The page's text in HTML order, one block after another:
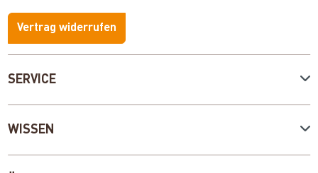
SERVICE
WISSEN
Vertrag widerrufen